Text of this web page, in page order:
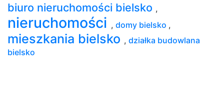
biuro nieruchomości bielsko ,
nieruchomości , domy bielsko ,
mieszkania bielsko , działka budowlana
bielsko